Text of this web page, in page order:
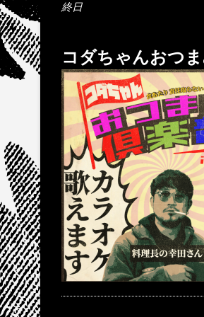
終日
コダちゃんおつ